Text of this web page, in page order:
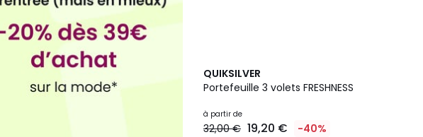
QUIKSILVER
Portefeuille 3 volets FRESHNESS
à partir de
32,00 € 19,20 € -40%
2
Couleurs